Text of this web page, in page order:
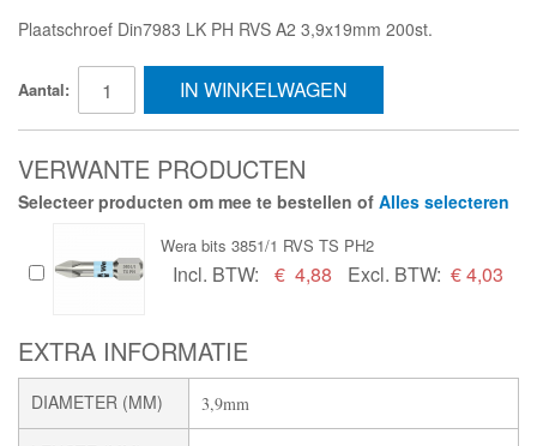
Plaatschroef Din7983 LK PH RVS A2 3,9x19mm 200st.
Aantal: IN WINKELWAGEN
VERWANTE PRODUCTEN
Selecteer producten om mee te bestellen of Alles selecteren
Wera bits 3851/1 RVS TS PH2
Incl. BTW: € 4,88 Excl. BTW: € 4,03
EXTRA INFORMATIE
DIAMETER (MM) 3,9mm